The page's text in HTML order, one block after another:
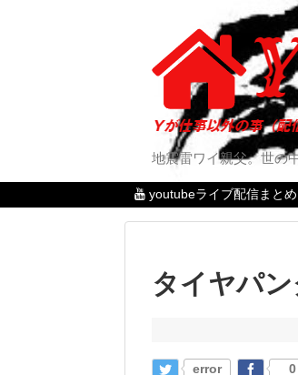
地震雷ワイ親父。世の
youtubeライブ配信まとめ
タイヤパ
error 0